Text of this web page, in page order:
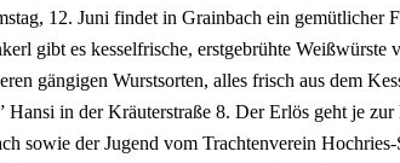
12. Juni findet in Grainbach ein gemütlicher
gibt es kesselfrische, erstgebrühte
gängigen Wurstsorten, alles frisch aus dem
Hansi in der Kräuterstraße 8. Der Erlös geht je
sowie der Jugend vom Trachtenverein